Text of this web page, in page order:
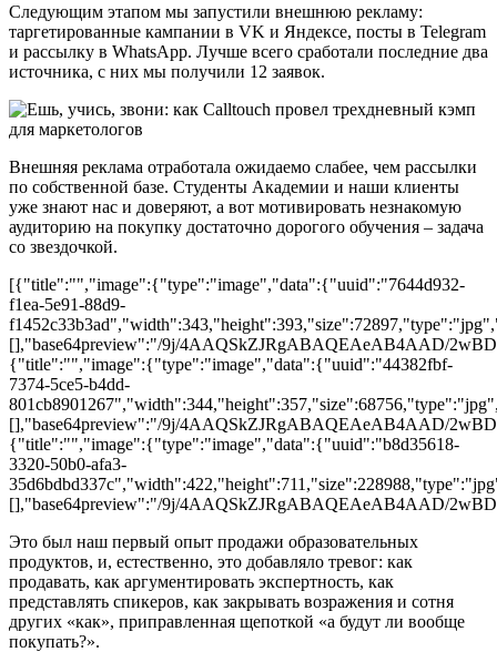
Следующим этапом мы запустили внешнюю рекламу:
таргетированные кампании в VK и Яндексе, посты в Telegram
и рассылку в WhatsApp. Лучше всего сработали последние два
источника, с них мы получили 12 заявок.
Внешняя реклама отработала ожидаемо слабее, чем рассылки
по собственной базе. Студенты Академии и наши клиенты
уже знают нас и доверяют, а вот мотивировать незнакомую
аудиторию на покупку достаточно дорогого обучения – задача
со звездочкой.
[{"title":"","image":{"type":"image","data":{"uuid":"7644d932-
f1ea-5e91-88d9-
[],"base64preview":"/9j/4AAQSkZJRgABAQEAeAB4AAD/
{"title":"","image":{"type":"image","data":{"uuid":"44382fbf-
7374-5ce5-b4dd-
[],"base64preview":"/9j/4AAQSkZJRgABAQEAeAB4AAD/
{"title":"","image":{"type":"image","data":{"uuid":"b8d35618-
3320-50b0-afa3-
[],"base64preview":"/9j/4AAQSkZJRgABAQEAeAB4AAD/
Это был наш первый опыт продажи образовательных
продуктов, и, естественно, это добавляло тревог: как
продавать, как аргументировать экспертность, как
представлять спикеров, как закрывать возражения и сотня
других «как», приправленная щепоткой «а будут ли вообще
покупать?».